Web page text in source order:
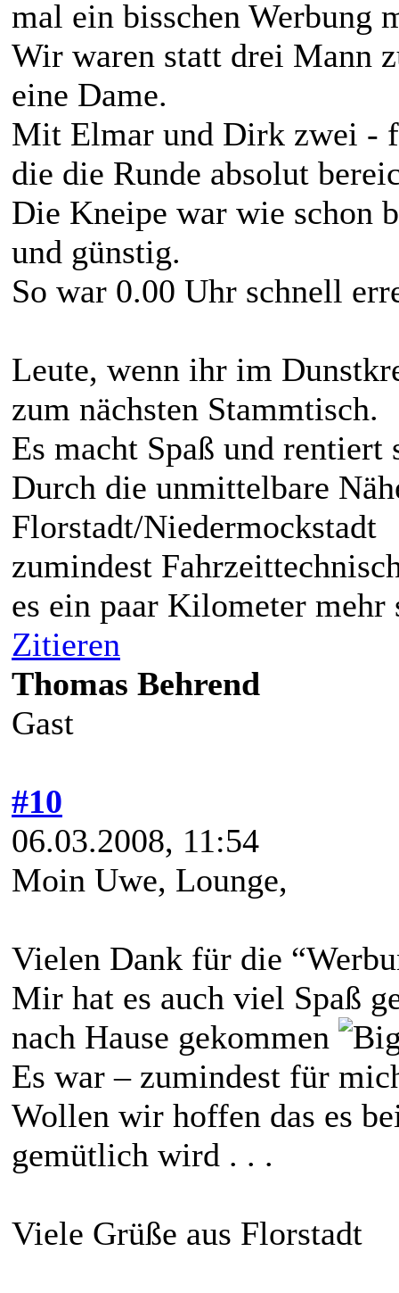
mal ein bisschen Werbung
Wir waren statt drei Mann
eine Dame.
Mit Elmar und Dirk zwei -
die die Runde absolut
Die Kneipe war wie schon
und günstig.
So war 0.00 Uhr schnell
Leute, wenn ihr im
zum nächsten Stammtisch.
Es macht Spaß und rentiert
Durch die unmittelbare
Florstadt/Niedermockstadt
zumindest
es ein paar Kilometer mehr
Zitieren
Thomas Behrend
Gast
#10
06.03.2008, 11:54
Moin Uwe, Lounge,
Vielen Dank für die
Mir hat es auch viel Spaß
nach Hause gekommen
Es war – zumindest für
Wollen wir hoffen das es
gemütlich wird . . .
Viele Grüße aus Florstadt